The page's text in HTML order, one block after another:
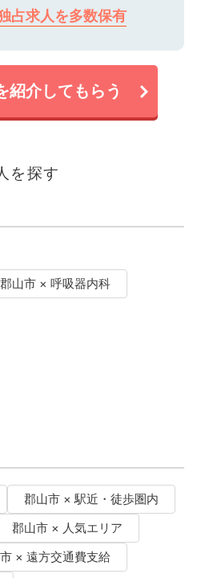
占求人を多数保有
紹介してもらう
を探す
郡山市 × 呼吸器内科
郡山市 × 駅近・徒歩圏内
郡山市 × 人気エリア
× 遠方交通費支給